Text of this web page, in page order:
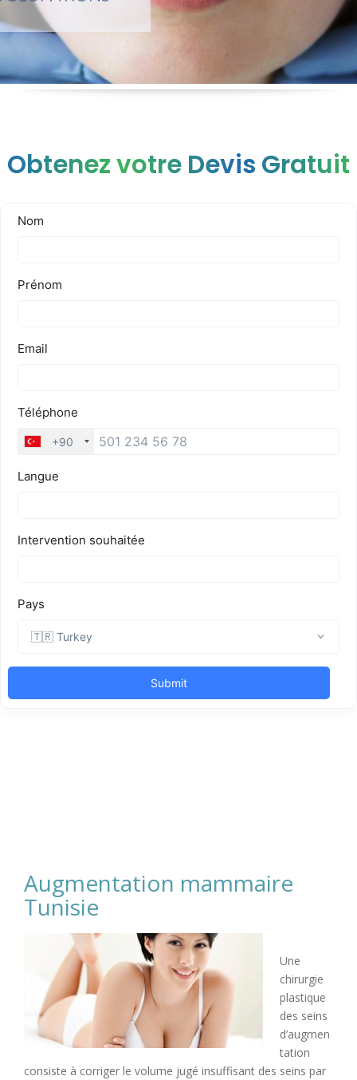
Obtenez votre Devis Gratuit
Augmentation mammaire
Tunisie
Une
chirurgie
plastique
des seins
d’augmen
tation
consiste à corriger le volume jugé insuffisant des seins par